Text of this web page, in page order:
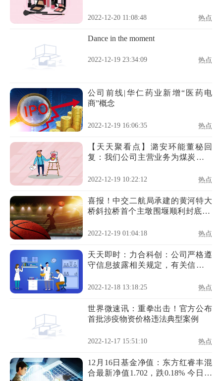
2022-12-20 11:08:48 热点
Dance in the moment
2022-12-19 23:34:09 热点
公司前线|华仁药业新增“医药电
商”概念
2022-12-19 16:06:35 热点
【天天聚看点】潞安环能董秘回
复：我们公司主营业务为煤炭的生
吹煤、其他洗煤等
2022-12-19 10:22:12 热点
喜报！中交二航局承建的黄河特大
桥斜拉桥首个主墩围堰顺利封底 天
2022-12-19 01:04:18 热点
天天即时：力合科创：公司严格遵
守信息披露相关规定，有关信息请
告为准
2022-12-18 13:18:25 热点
世界微速讯：重拳出击！官方公布
首批涉疫物资价格违法典型案例
2022-12-17 15:51:10 热点
12月16日基金净值：东方红睿丰混
合最新净值1.702，跌0.18% 今日热